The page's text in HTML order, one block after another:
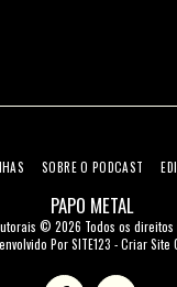
PAPO METAL
© 2026 Todos os direitos
PorSITE123 -Criar Site
SOBRE O PODCAST